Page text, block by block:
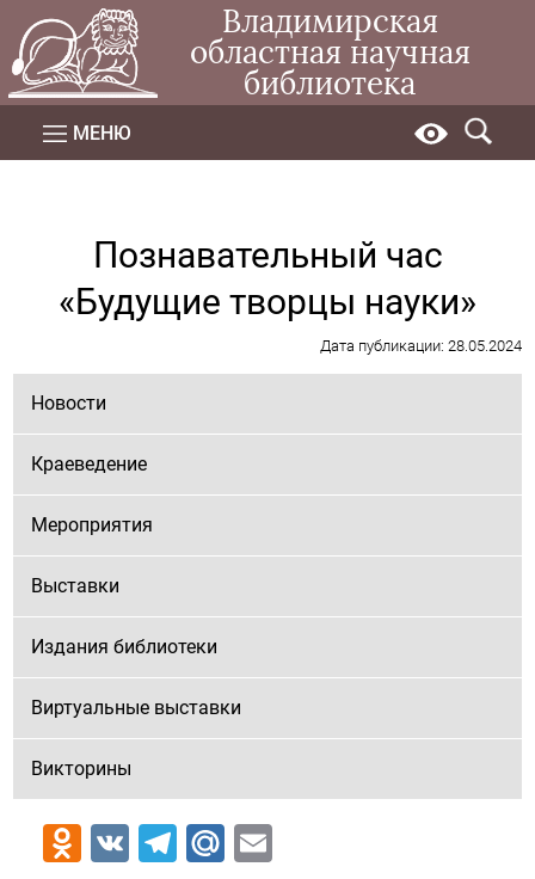
Владимирская
областная научная
библиотека
МЕНЮ
Познавательный час
«Будущие творцы науки»
Дата публикации: 28.05.2024
Новости
Краеведение
Мероприятия
Выставки
Издания библиотеки
Виртуальные выставки
Викторины
Odnoklassniki
VK Telegram
Mail.Ru